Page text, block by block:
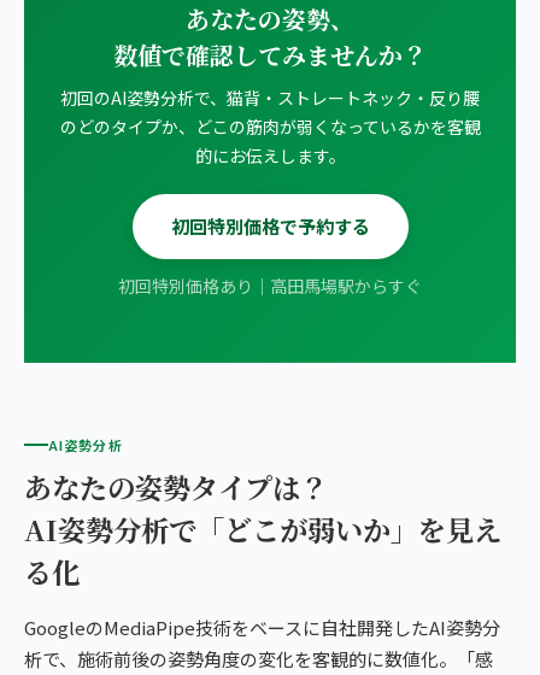
あなたの姿勢、
数値で確認してみませんか？
初回のAI姿勢分析で、猫背・ストレートネック・反り腰
のどのタイプか、どこの筋肉が弱くなっているかを客観
的にお伝えします。
初回特別価格で予約する
初回特別価格あり｜高田馬場駅からすぐ
AI姿勢分析
あなたの姿勢タイプは？
AI姿勢分析で「どこが弱いか」を見え
る化
GoogleのMediaPipe技術をベースに自社開発したAI姿勢分
析で、施術前後の姿勢角度の変化を客観的に数値化。「感